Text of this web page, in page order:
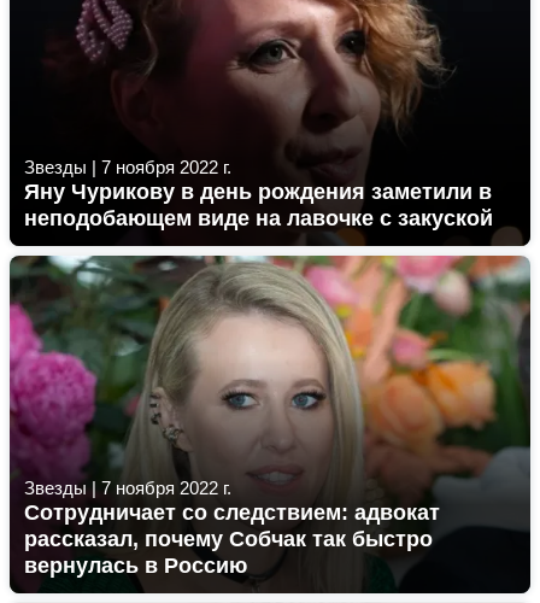
Звезды | 7 ноября 2022 г.
Яну Чурикову в день рождения заметили в
неподобающем виде на лавочке с закуской
Звезды | 7 ноября 2022 г.
Сотрудничает со следствием: адвокат
рассказал, почему Собчак так быстро
вернулась в Россию